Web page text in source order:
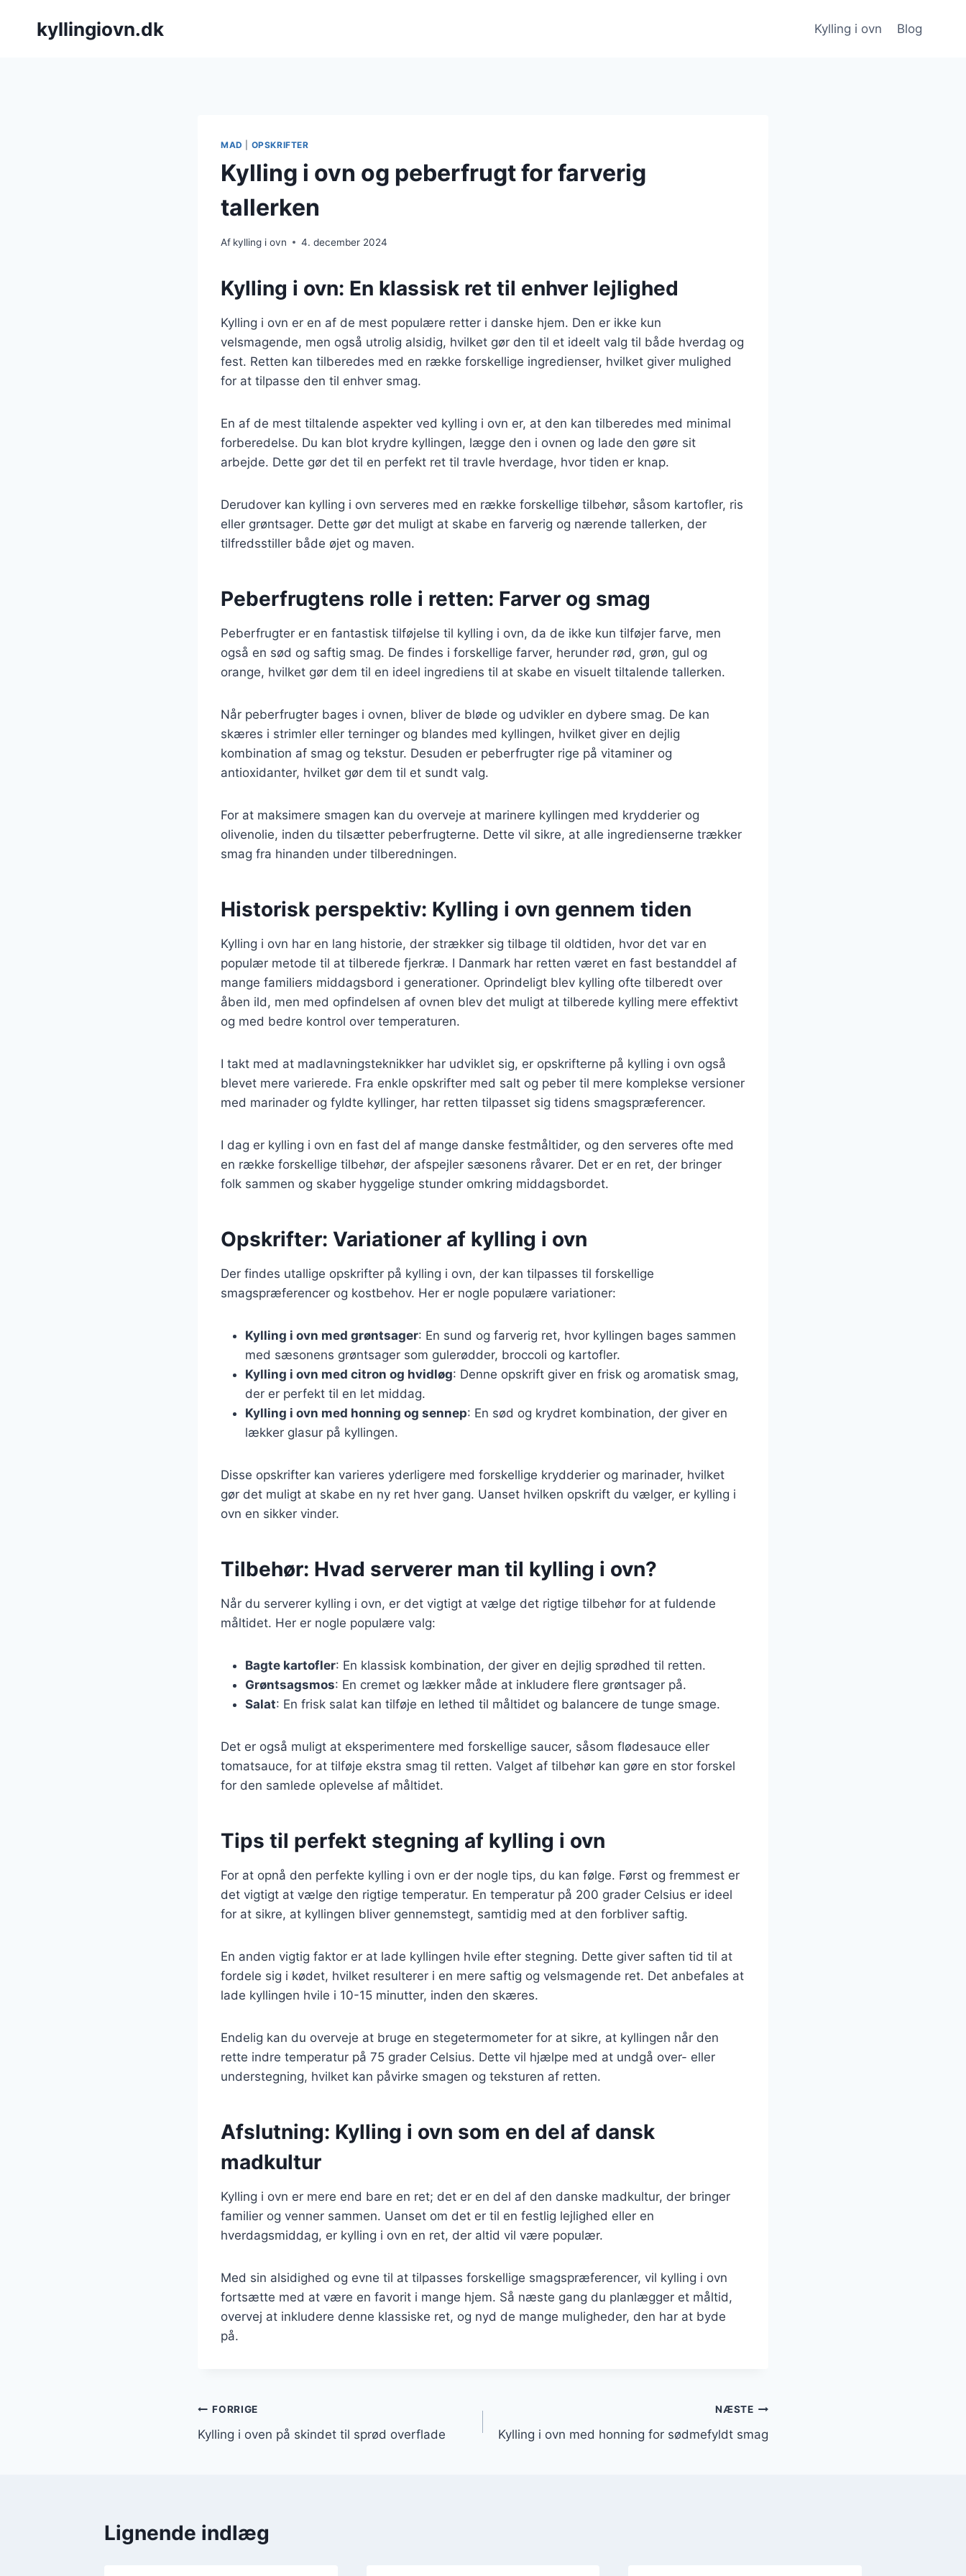
kyllingiovn.dk Kylling i ovn Blog
MAD OPSKRIFTER
Kylling i ovn og peberfrugt for farverig
tallerken
Af kylling i ovn 4. december 2024
Kylling i ovn: En klassisk ret til enhver lejlighed
Kylling i ovn er en af de mest populære retter i danske hjem. Den er ikke kun
velsmagende, men også utrolig alsidig, hvilket gør den til et ideelt valg til både hverdag og
fest. Retten kan tilberedes med en række forskellige ingredienser, hvilket giver mulighed
for at tilpasse den til enhver smag.
En af de mest tiltalende aspekter ved kylling i ovn er, at den kan tilberedes med minimal
forberedelse. Du kan blot krydre kyllingen, lægge den i ovnen og lade den gøre sit
arbejde. Dette gør det til en perfekt ret til travle hverdage, hvor tiden er knap.
Derudover kan kylling i ovn serveres med en række forskellige tilbehør, såsom kartofler, ris
eller grøntsager. Dette gør det muligt at skabe en farverig og nærende tallerken, der
tilfredsstiller både øjet og maven.
Peberfrugtens rolle i retten: Farver og smag
Peberfrugter er en fantastisk tilføjelse til kylling i ovn, da de ikke kun tilføjer farve, men
også en sød og saftig smag. De findes i forskellige farver, herunder rød, grøn, gul og
orange, hvilket gør dem til en ideel ingrediens til at skabe en visuelt tiltalende tallerken.
Når peberfrugter bages i ovnen, bliver de bløde og udvikler en dybere smag. De kan
skæres i strimler eller terninger og blandes med kyllingen, hvilket giver en dejlig
kombination af smag og tekstur. Desuden er peberfrugter rige på vitaminer og
antioxidanter, hvilket gør dem til et sundt valg.
For at maksimere smagen kan du overveje at marinere kyllingen med krydderier og
olivenolie, inden du tilsætter peberfrugterne. Dette vil sikre, at alle ingredienserne trækker
smag fra hinanden under tilberedningen.
Historisk perspektiv: Kylling i ovn gennem tiden
Kylling i ovn har en lang historie, der strækker sig tilbage til oldtiden, hvor det var en
populær metode til at tilberede fjerkræ. I Danmark har retten været en fast bestanddel af
mange familiers middagsbord i generationer. Oprindeligt blev kylling ofte tilberedt over
åben ild, men med opfindelsen af ovnen blev det muligt at tilberede kylling mere effektivt
og med bedre kontrol over temperaturen.
I takt med at madlavningsteknikker har udviklet sig, er opskrifterne på kylling i ovn også
blevet mere varierede. Fra enkle opskrifter med salt og peber til mere komplekse versioner
med marinader og fyldte kyllinger, har retten tilpasset sig tidens smagspræferencer.
I dag er kylling i ovn en fast del af mange danske festmåltider, og den serveres ofte med
en række forskellige tilbehør, der afspejler sæsonens råvarer. Det er en ret, der bringer
folk sammen og skaber hyggelige stunder omkring middagsbordet.
Opskrifter: Variationer af kylling i ovn
Der findes utallige opskrifter på kylling i ovn, der kan tilpasses til forskellige
smagspræferencer og kostbehov. Her er nogle populære variationer:
Kylling i ovn med grøntsager: En sund og farverig ret, hvor kyllingen bages sammen
med sæsonens grøntsager som gulerødder, broccoli og kartofler.
Kylling i ovn med citron og hvidløg: Denne opskrift giver en frisk og aromatisk smag,
der er perfekt til en let middag.
Kylling i ovn med honning og sennep: En sød og krydret kombination, der giver en
lækker glasur på kyllingen.
Disse opskrifter kan varieres yderligere med forskellige krydderier og marinader, hvilket
gør det muligt at skabe en ny ret hver gang. Uanset hvilken opskrift du vælger, er kylling i
ovn en sikker vinder.
Tilbehør: Hvad serverer man til kylling i ovn?
Når du serverer kylling i ovn, er det vigtigt at vælge det rigtige tilbehør for at fuldende
måltidet. Her er nogle populære valg:
Bagte kartofler: En klassisk kombination, der giver en dejlig sprødhed til retten.
Grøntsagsmos: En cremet og lækker måde at inkludere flere grøntsager på.
Salat: En frisk salat kan tilføje en lethed til måltidet og balancere de tunge smage.
Det er også muligt at eksperimentere med forskellige saucer, såsom flødesauce eller
tomatsauce, for at tilføje ekstra smag til retten. Valget af tilbehør kan gøre en stor forskel
for den samlede oplevelse af måltidet.
Tips til perfekt stegning af kylling i ovn
For at opnå den perfekte kylling i ovn er der nogle tips, du kan følge. Først og fremmest er
det vigtigt at vælge den rigtige temperatur. En temperatur på 200 grader Celsius er ideel
for at sikre, at kyllingen bliver gennemstegt, samtidig med at den forbliver saftig.
En anden vigtig faktor er at lade kyllingen hvile efter stegning. Dette giver saften tid til at
fordele sig i kødet, hvilket resulterer i en mere saftig og velsmagende ret. Det anbefales at
lade kyllingen hvile i 10-15 minutter, inden den skæres.
Endelig kan du overveje at bruge en stegetermometer for at sikre, at kyllingen når den
rette indre temperatur på 75 grader Celsius. Dette vil hjælpe med at undgå over- eller
understegning, hvilket kan påvirke smagen og teksturen af retten.
Afslutning: Kylling i ovn som en del af dansk
madkultur
Kylling i ovn er mere end bare en ret; det er en del af den danske madkultur, der bringer
familier og venner sammen. Uanset om det er til en festlig lejlighed eller en
hverdagsmiddag, er kylling i ovn en ret, der altid vil være populær.
Med sin alsidighed og evne til at tilpasses forskellige smagspræferencer, vil kylling i ovn
fortsætte med at være en favorit i mange hjem. Så næste gang du planlægger et måltid,
overvej at inkludere denne klassiske ret, og nyd de mange muligheder, den har at byde
på.
Indlægsnavigation
FORRIGE
Kylling i oven på skindet til sprød overflade
NÆSTE
Kylling i ovn med honning for sødmefyldt smag
Lignende indlæg